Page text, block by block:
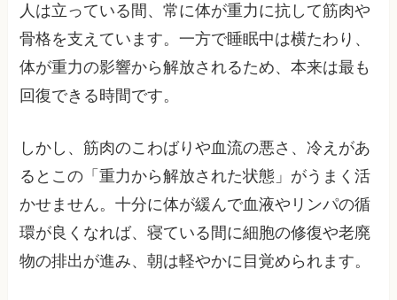
人は立っている間、常に体が重力に抗して筋肉や
骨格を支えています。一方で睡眠中は横たわり、
体が重力の影響から解放されるため、本来は最も
回復できる時間です。
しかし、筋肉のこわばりや血流の悪さ、冷えがあ
るとこの「重力から解放された状態」がうまく活
かせません。十分に体が緩んで血液やリンパの循
環が良くなれば、寝ている間に細胞の修復や老廃
物の排出が進み、朝は軽やかに目覚められます。